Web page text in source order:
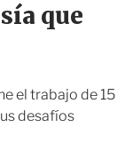
ó
n
que
el trabajo de 15
desafíos